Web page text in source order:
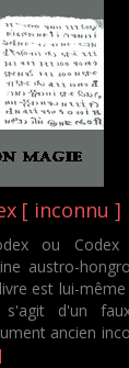
[ inconnu ]
ou
austro-
est lui-
d'un
ancien